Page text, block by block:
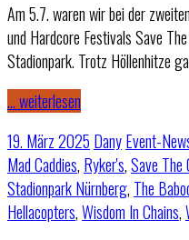
Am 5.7. waren wir bei der
und Hardcore Festivals Save
Stadionpark. Trotz Höllenhitze
… weiterlesen
19. März 2025 DanyEvent-
Mad Caddies, Ryker's,Save The
Stadionpark Nürnberg, The
Hellacopters,Wisdom In Chains,